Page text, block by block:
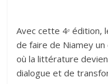
Avec cette 4ᵉ édition,
de faire de Niamey un
où la littérature
dialogue et de